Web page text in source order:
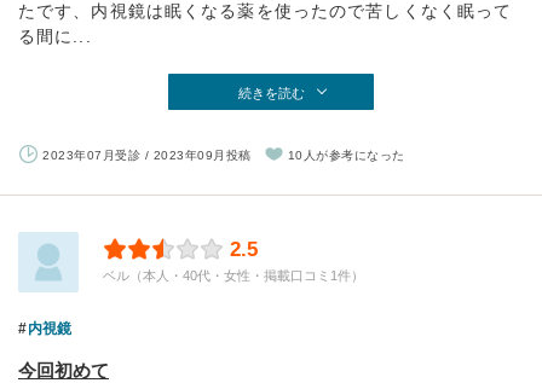
たです、内視鏡は眠くなる薬を使ったので苦しくなく眠って
る間に...
続きを読む
2023年07月受診 / 2023年09月投稿 10人が参考になった
2.5
ベル（本人・40代・女性・掲載口コミ1件）
内視鏡
今回初めて